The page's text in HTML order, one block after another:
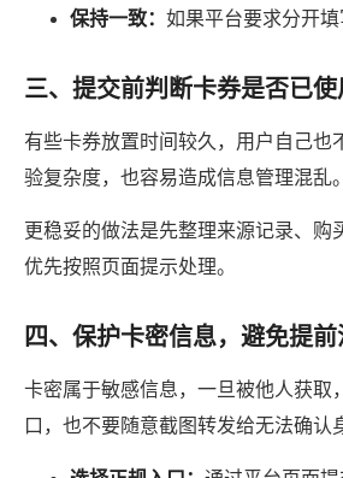
保持一致：如果平台要求分开
三、提交前判断卡券是否已使
有些卡券放置时间较久，用户自己也
验复杂度，也容易造成信息管理混乱。
更稳妥的做法是先整理来源记录、
优先按照页面提示处理。
四、保护卡密信息，避免提前
卡密属于敏感信息，一旦被他人获取
口，也不要随意截图转发给无法确认